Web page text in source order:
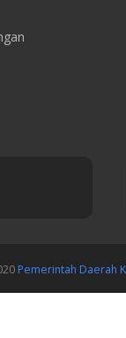
Pemerintah Daerah